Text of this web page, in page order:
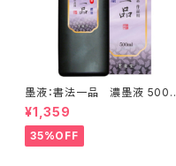
墨液：書法一品 濃墨液 500?
墨運堂 <商品番号1182>
¥1,359
35%OFF